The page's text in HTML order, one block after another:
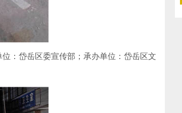
：岱岳区委宣传部；承办单位：岱岳区文